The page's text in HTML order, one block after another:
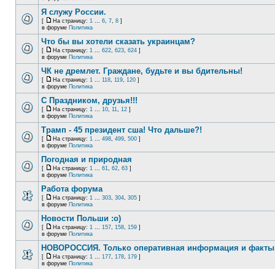
Я служу России.
[ На страницу: 1 ... 6, 7, 8 ]
в форуме Политика
Что бы вы хотели сказать украинцам?
[ На страницу: 1 ... 622, 623, 624 ]
в форуме Политика
ЧК не дремлет. Граждане, будьте и вы бдительны!
[ На страницу: 1 ... 118, 119, 120 ]
в форуме Политика
С Праздником, друзья!!!
[ На страницу: 1 ... 10, 11, 12 ]
в форуме Политика
Трамп - 45 президент сша! Что дальше?!
[ На страницу: 1 ... 498, 499, 500 ]
в форуме Политика
Погодная и природная
[ На страницу: 1 ... 61, 62, 63 ]
в форуме Политика
Работа форума
[ На страницу: 1 ... 303, 304, 305 ]
в форуме Политика
Новости Польши :o)
[ На страницу: 1 ... 157, 158, 159 ]
в форуме Политика
НОВОРОССИЯ. Только оперативная информация и факты
[ На страницу: 1 ... 177, 178, 179 ]
в форуме Политика